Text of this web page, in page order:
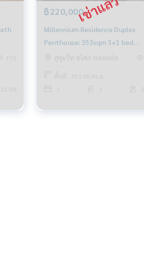
775
21-50
฿220,000
Millennium Residence Duplex
Penthouse: 353sqm 3+1 bed
220,000/mth Am: 0656199198
สุขุมวิท อโศก ทองหล่อ
พื้นที่ : 353.00 ตร.ม.